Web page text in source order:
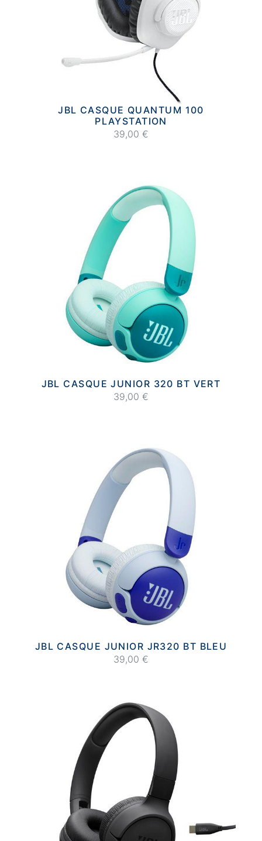
JBL CASQUE QUANTUM 100
PLAYSTATION
39,00 €
JBL CASQUE JUNIOR 320 BT VERT
39,00 €
JBL CASQUE JUNIOR JR320 BT BLEU
39,00 €